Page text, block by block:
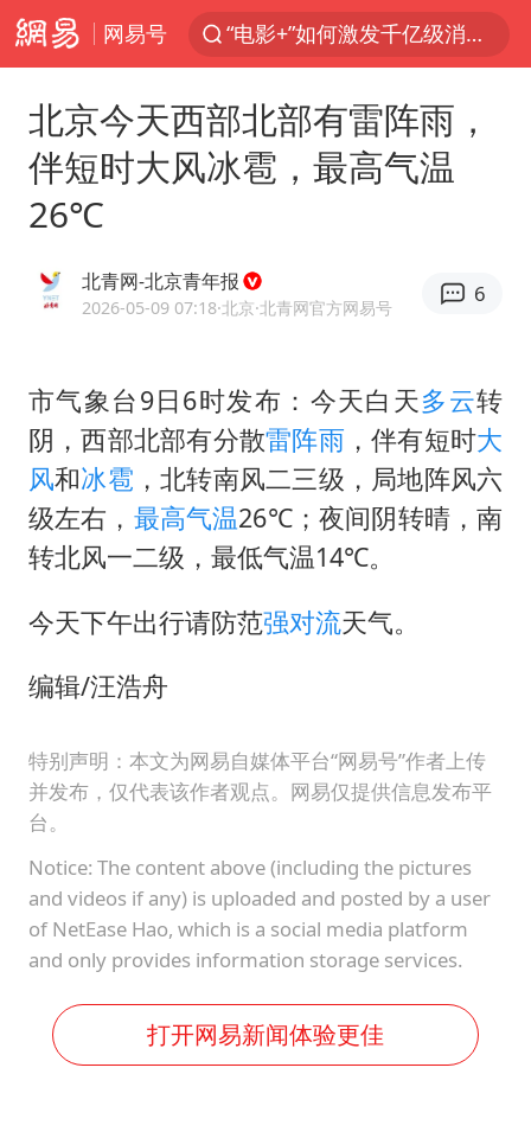
网易号
“电影+”如何激发千亿级消费新活力？
中国女篮70-67险胜尼日利亚女篮
秋天的第一杯奶茶到底有多火
国乒男单横滨冠军赛全军覆没
胡彦斌获《歌手2026》歌王
U17国足三连胜晋级明日之星半决赛
美股存储板块集体大跌
日本试射“战斧”导弹，国防部回应
夯实基础开新局
北京今天西部北部有雷阵雨，
伴短时大风冰雹，最高气温
26℃
北青网-北京青年报
2026-05-09 07:18·北京·北青网官方网易号
6
市气象台9日6时发布：今天白天多云转
阴，西部北部有分散雷阵雨 ，伴有短时大
风和冰雹 ，北转南风二三级，局地阵风六
级左右， 最高气温26℃；夜间阴转晴，南
转北风一二级，最低气温14℃。
今天下午出行请防范强对流天气。
编辑/汪浩舟
特别声明：本文为网易自媒体平台“网易号”作者上传
并发布，仅代表该作者观点。网易仅提供信息发布平
台。
Notice: The content above (including the pictures
and videos if any) is uploaded and posted by a user
of NetEase Hao, which is a social media platform
and only provides information storage services.
打开网易新闻体验更佳